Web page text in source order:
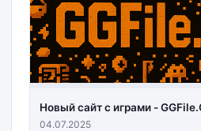
Новый сайт с играми -
04.07.2025